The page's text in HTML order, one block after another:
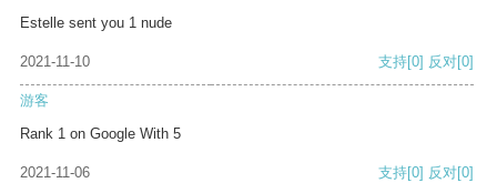
Estelle sent you 1 nude
2021-11-10 支持[0] 反对[0]
游客
Rank 1 on Google With 5
2021-11-06 支持[0] 反对[0]